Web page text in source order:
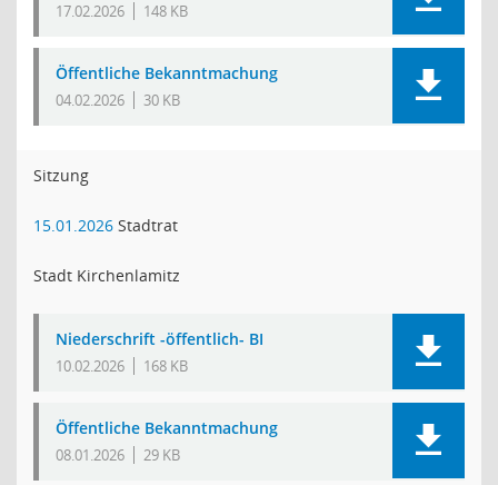
17.02.2026 148 KB
Öffentliche Bekanntmachung
04.02.2026 30 KB
Sitzung
15.01.2026 Stadtrat
Stadt Kirchenlamitz
Niederschrift -öffentlich- BI
10.02.2026 168 KB
Öffentliche Bekanntmachung
08.01.2026 29 KB